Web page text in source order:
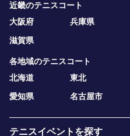
近畿のテニスコート
大阪府
兵庫県
滋賀県
各地域のテニスコート
北海道
東北
愛知県
名古屋市
テニスイベントを探す